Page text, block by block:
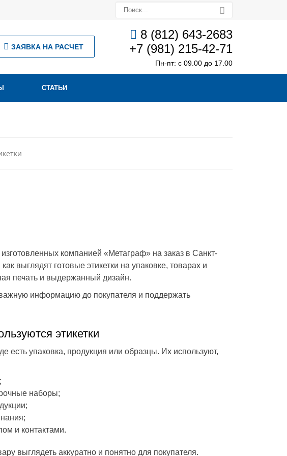
8 (812) 643-2683
+7 (981) 215-42-71
Пн-пт: с 09.00 до 17.00
ЗАЯВКА НА РАСЧЕТ
СТАТЬИ
Алеся
19.07.2021
компанией «Метаграф» на заказ в Санкт-
выглядят готовые этикетки на упаковке, товарах и
печать и выдержанный дизайн.
информацию до покупателя и поддержать
этикетки
есть упаковка, продукция или образцы. Их используют,
наборы;
и контактами.
выглядеть аккуратно и понятно для покупателя.